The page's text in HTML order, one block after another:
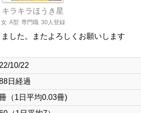
キラキラほうき星
女 A型 専門職 30人登録
した。またよろしくお願いします
10/22
日経過
（1日平均0.03冊)